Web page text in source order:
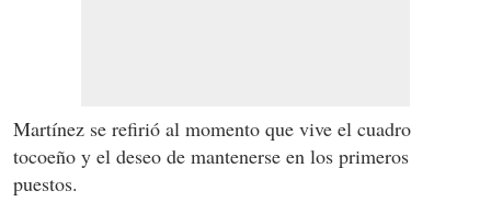
Martínez se refirió al momento que vive el cuadro
tocoeño y el deseo de mantenerse en los primeros
puestos.